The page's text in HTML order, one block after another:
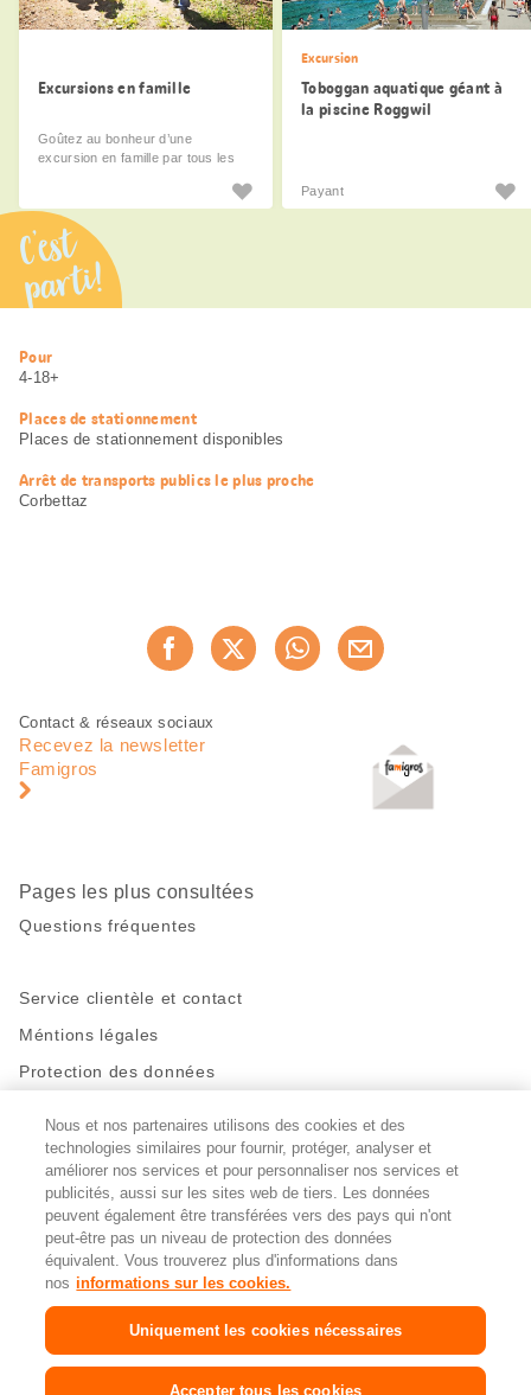
Excursions en famille
Goûtez au bonheur d’une
excursion en famille par tous les
Excursion
Toboggan aquatique géant à
la piscine Roggwil
Payant
C’est
parti!
Informations
utiles
Pour
4-18+
Places de stationnement
Places de stationnement disponibles
Arrêt de transports publics le plus proche
Corbettaz
Recommander maintenant
Pied
page
Navigation
pied
Contact & réseaux sociaux
Recevez la newsletter
Famigros
Pages les plus consultées
Questions fréquentes
Service clientèle et contact
Méntions légales
Protection des données
Restez en contact!
Facebook
http://twitter.com/migros
https://www.youtube.com/user/
PinterestInstagram
Paramètres des cookies
FR IT
Nous et nos partenaires utilisons des cookies et des
technologies similaires pour fournir, protéger, analyser et
améliorer nos services et pour personnaliser nos services et
publicités, aussi sur les sites web de tiers. Les données
peuvent également être transférées vers des pays qui n'ont
peut-être pas un niveau de protection des données
équivalent. Vous trouverez plus d'informations dans
nos informations sur les cookies.
Uniquement les cookies nécessaires
Accepter tous les cookies